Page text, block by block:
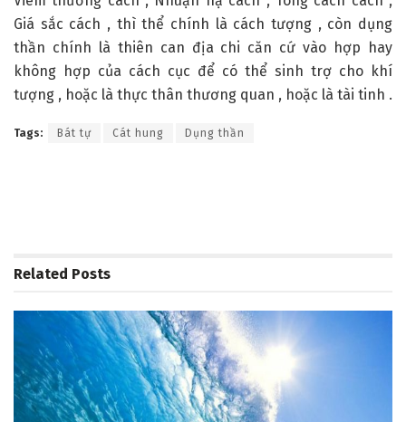
Giá sắc cách , thì thể chính là cách tượng , còn dụng
thần chính là thiên can địa chi căn cứ vào hợp hay
không hợp của cách cục để có thể sinh trợ cho khí
tượng , hoặc là thực thân thương quan , hoặc là tài tinh .
Tags: Bát tự Cát hung Dụng thần
Related Posts